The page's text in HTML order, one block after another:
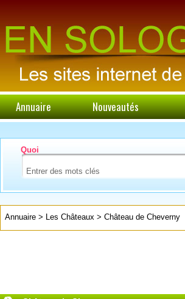
Annuaire Nouveautés
Quoi
Annuaire > Les Châteaux > Château de Cheverny